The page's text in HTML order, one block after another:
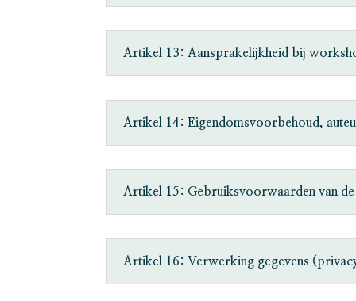
Artikel 13: Aansprakelijkheid bij
Artikel 14: Eigendomsvoorbehoud,
Artikel 15: Gebruiksvoorwaarden van
Artikel 16: Verwerking gegevens